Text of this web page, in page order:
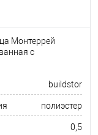
Монтеррей
с
buildstor
полиэстер
0,5